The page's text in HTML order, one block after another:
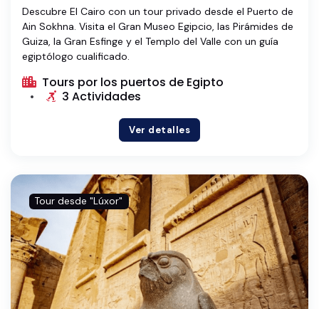
Descubre El Cairo con un tour privado desde el Puerto de
Ain Sokhna. Visita el Gran Museo Egipcio, las Pirámides de
Guiza, la Gran Esfinge y el Templo del Valle con un guía
egiptólogo cualificado.
Tours por los puertos de Egipto
3 Actividades
Ver detalles
Tour desde "Lúxor"